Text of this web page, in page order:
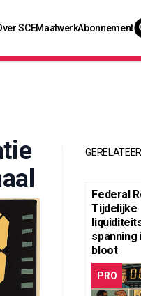
SCEMaatwerkAbonnement
Federal
Tijdelijke
spanning
bloot
PRO